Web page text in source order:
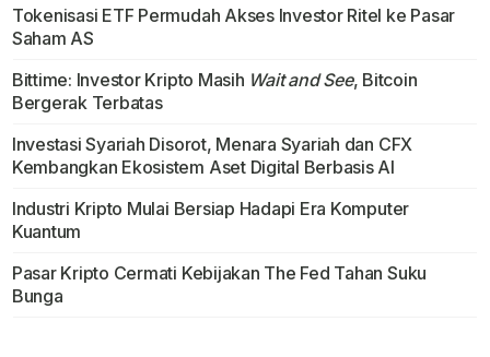
Tokenisasi ETF Permudah Akses Investor Ritel ke Pasar
Saham AS
Bittime: Investor Kripto Masih Wait and See, Bitcoin
Bergerak Terbatas
Investasi Syariah Disorot, Menara Syariah dan CFX
Kembangkan Ekosistem Aset Digital Berbasis AI
Industri Kripto Mulai Bersiap Hadapi Era Komputer
Kuantum
Pasar Kripto Cermati Kebijakan The Fed Tahan Suku
Bunga